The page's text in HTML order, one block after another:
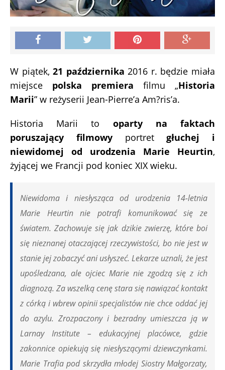
W piątek,21 października 2016 r. będzie miała
miejsce polska premiera filmu „Historia
Marii” w reżyserii Jean-Pierre’a Am?ris’a.
Historia Marii to oparty na faktach
poruszający filmowyportretgłuchej i
niewidomej od urodzenia Marie Heurtin,
żyjącej we Francji pod koniec XIX wieku.
Niewidoma i niesłysząca od urodzenia 14-letnia
Marie Heurtin nie potrafi komunikować się ze
światem. Zachowuje się jak dzikie zwierzę, które boi
się nieznanej otaczającej rzeczywistości, bo nie jest w
stanie jej zobaczyć ani usłyszeć. Lekarze uznali, że jest
upośledzana, ale ojciec Marie nie zgodzą się z ich
diagnozą. Za wszelką cenę stara się nawiązać kontakt
z córką i wbrew opinii specjalistów nie chce oddać jej
do azylu. Zrozpaczony i bezradny umieszcza ją w
Larnay Institute – edukacyjnej placówce, gdzie
zakonnice opiekują się niesłyszącymi dziewczynkami.
Marie Trafia pod skrzydła młodej Siostry Małgorzaty,